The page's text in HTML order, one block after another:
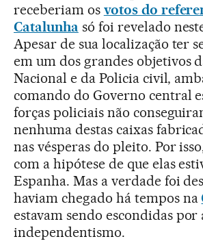
receberiam os votos do
Catalunha só foi revelado
Apesar de sua localização ter
em um dos grandes objetivos
Nacional e da Policia civil,
comando do Governo central
forças policiais não
nenhuma destas caixas
nas vésperas do pleito. Por
com a hipótese de que elas
Espanha. Mas a verdade foi
haviam chegado há tempos na
estavam sendo escondidas
independentismo.